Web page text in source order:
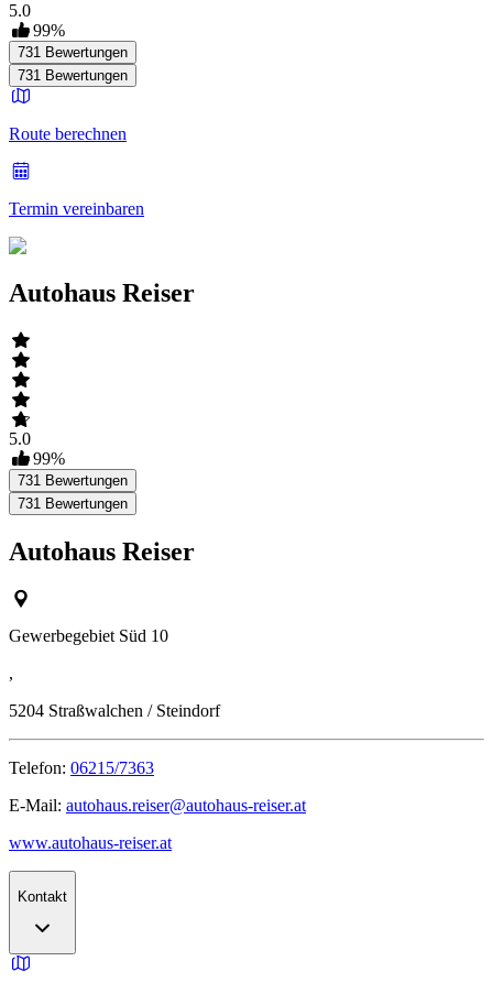
5.0
99%
731 Bewertungen
731 Bewertungen
Route berechnen
Termin vereinbaren
Autohaus Reiser
5.0
99%
731 Bewertungen
731 Bewertungen
Autohaus Reiser
Gewerbegebiet Süd 10
,
5204 Straßwalchen / Steindorf
Telefon: 06215/7363
E-Mail: autohaus.reiser@autohaus-reiser.at
www.autohaus-reiser.at
Kontakt